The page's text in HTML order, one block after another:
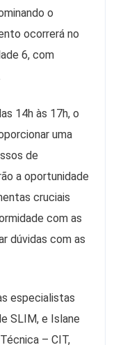
o
ocorrerá no
6, com
14h às 17h, o
uma
de
a oportunidade
cruciais
com as
dúvidas com as
especialistas
SLIM, e Islane
– CIT,